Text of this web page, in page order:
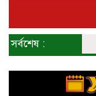
সর্বশেষ :